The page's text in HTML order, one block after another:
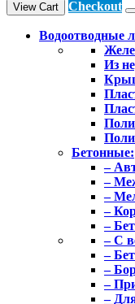
View Cart Checkout
Водоотводные
Из
Бетонные:
–
–
–
–
–
– С
–
–
–
–